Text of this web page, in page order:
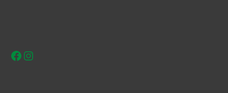
Facebook
Instagram